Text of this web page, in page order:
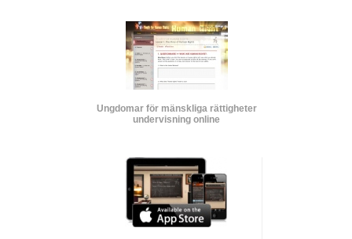
Ungdomar för mänskliga rättigheter
undervisning online